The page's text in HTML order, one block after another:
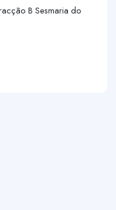
B Sesmaria do